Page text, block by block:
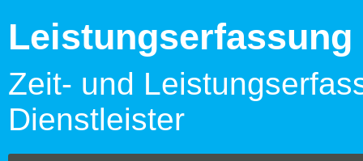
Leistungserfassung
Zeit- und
Dienstleister